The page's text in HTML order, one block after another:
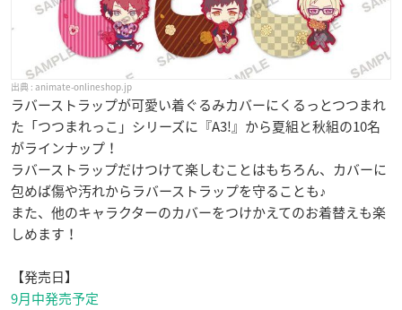
animate-onlineshop.jp
ラバーストラップが可愛い着ぐるみカバーにくるっとつつまれ
た「つつまれっこ」シリーズに『A3!』から夏組と秋組の10名
がラインナップ！
ラバーストラップだけつけて楽しむことはもちろん、カバーに
包めば傷や汚れからラバーストラップを守ることも♪
また、他のキャラクターのカバーをつけかえてのお着替えも楽
しめます！
【発売日】
9月中発売予定